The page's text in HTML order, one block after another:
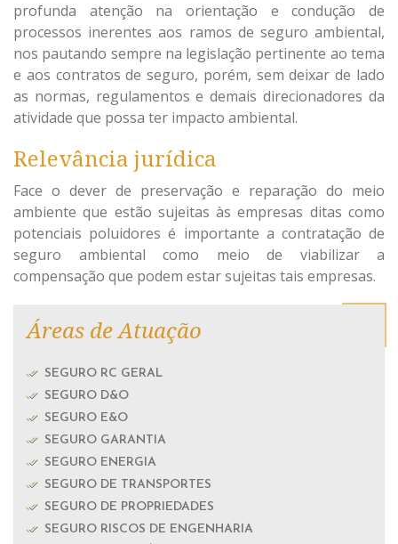
profunda atenção na orientação e condução de
processos inerentes aos ramos de seguro ambiental,
nos pautando sempre na legislação pertinente ao tema
e aos contratos de seguro, porém, sem deixar de lado
as normas, regulamentos e demais direcionadores da
atividade que possa ter impacto ambiental.
Relevância jurídica
Face o dever de preservação e reparação do meio
ambiente que estão sujeitas às empresas ditas como
potenciais poluidores é importante a contratação de
seguro ambiental como meio de viabilizar a
compensação que podem estar sujeitas tais empresas.
Áreas de Atuação
SEGURO RC GERAL
SEGURO D&O
SEGURO E&O
SEGURO GARANTIA
SEGURO ENERGIA
SEGURO DE TRANSPORTES
SEGURO DE PROPRIEDADES
SEGURO RISCOS DE ENGENHARIA